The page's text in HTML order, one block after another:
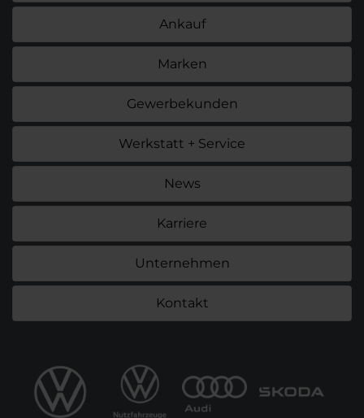
Ankauf
Marken
Gewerbekunden
Werkstatt + Service
News
Karriere
Unternehmen
Kontakt